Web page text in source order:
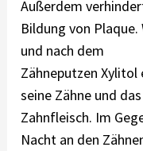
Außerdem
Bildung von
und nach dem
Zähneputzen
seine Zähne und das
Zahnfleisch. Im
Nacht an den